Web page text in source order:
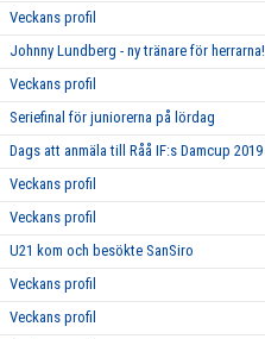
Veckans profil
Johnny Lundberg - ny tränare för herrarna!
Veckans profil
Seriefinal för juniorerna på lördag
Dags att anmäla till Råå IF:s Damcup 2019
Veckans profil
Veckans profil
U21 kom och besökte SanSiro
Veckans profil
Veckans profil